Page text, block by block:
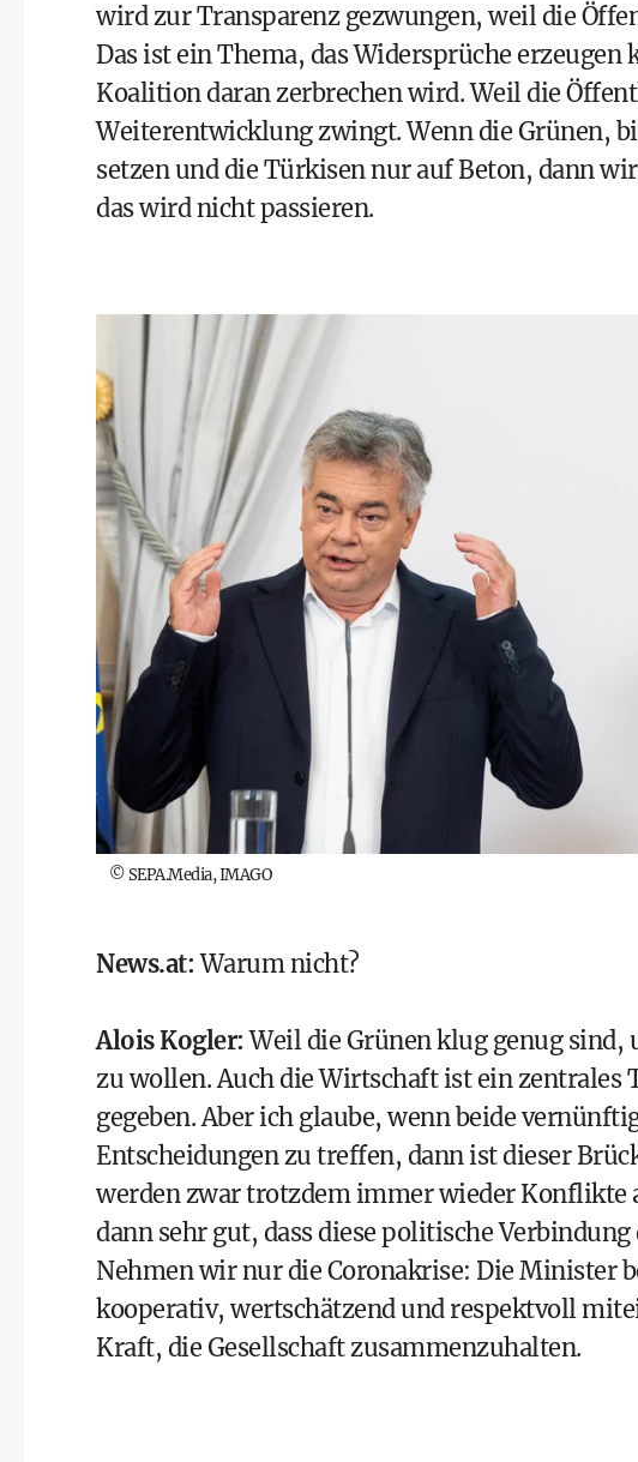
wird zur Transparenz gezwungen, weil die
Das ist ein Thema, das Widersprüche erzeugen
Koalition daran zerbrechen wird. Weil die
Weiterentwicklung zwingt. Wenn die Grünen,
setzen und die Türkisen nur auf Beton, dann
das wird nicht passieren.
©SEPA.Media, IMAGO
News.at:Warum nicht?
Alois Kogler:Weil die Grünen klug genug
zu wollen. Auch die Wirtschaft ist ein
gegeben. Aber ich glaube, wenn beide
Entscheidungen zu treffen, dann ist dieser
werden zwar trotzdem immer wieder Konflikte
dann sehr gut, dass diese politische
Nehmen wir nur die Coronakrise: Die Minister
kooperativ, wertschätzend und respektvoll
Kraft, die Gesellschaft zusammenzuhalten.